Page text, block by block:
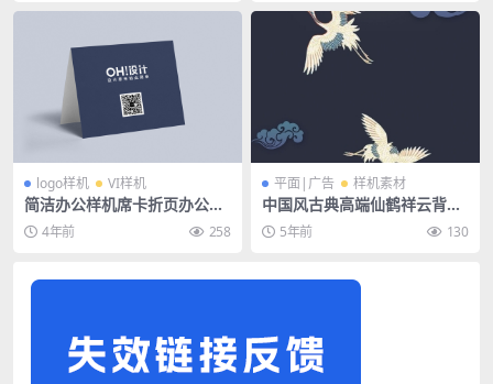
logo样机 VI样机
简洁办公样机席卡折页办公场
景样机PSD素材
4年前 258
平面|广告 样机素材
中国风古典高端仙鹤祥云背景
宣传海报设计PSD素材
5年前 130